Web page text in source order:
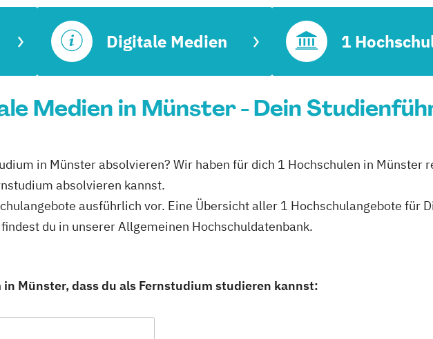
Digitale Medien 1
Medien in Münster - Dein
in Münster absolvieren? Wir haben für dich 1 Hochschulen in Münster
absolvieren kannst.
ausführlich vor. Eine Übersicht aller 1 Hochschulangebote für
du in unserer Allgemeinen Hochschuldatenbank.
Münster, dass du als Fernstudium studieren kannst: